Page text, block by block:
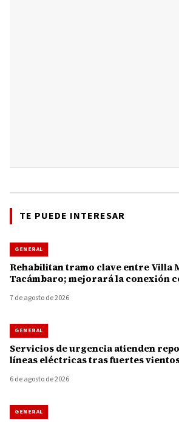
TE PUEDE INTERESAR
GENERAL
Rehabilitan tramo clave entre Villa
Tacámbaro; mejorará la conexión
7 de agosto de 2026
GENERAL
Servicios de urgencia atienden
líneas eléctricas tras fuertes
6 de agosto de 2026
GENERAL